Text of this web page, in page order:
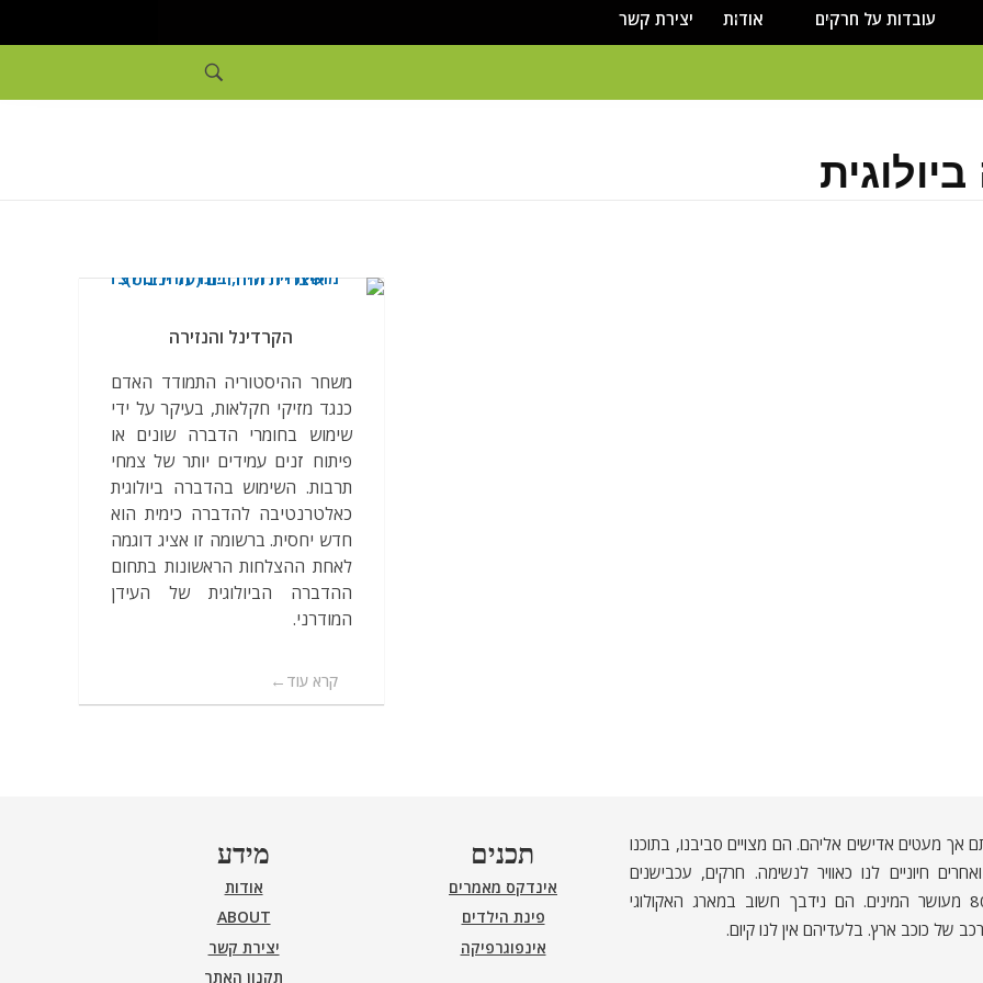
עובדות על חרקים אודות יצירת קשר
הקרדינל והנזירה
משחר ההיסטוריה התמודד האדם
כנגד מזיקי חקלאות, בעיקר על ידי
שימוש בחומרי הדברה שונים או
פיתוח זנים עמידים יותר של צמחי
תרבות. השימוש בהדברה ביולוגית
כאלטרנטיבה להדברה כימית הוא
חדש יחסית. ברשומה זו אציג דוגמה
לאחת ההצלחות הראשונות בתחום
ההדברה הביולוגית של העידן
המודרני.
קרא עוד
אך מעטים אדישים אליהם. הם מצויים סביבנו, בתוכנו
חיוניים לנו כאוויר לנשימה. חרקים, עכבישנים
ופרוקי־רגליים אחרים מהווים כ־80% מעושר המינים. הם נידבך חשוב במארג האקולוגי
של כוכב ארץ. בלעדיהם אין לנו קיום.
תכנים
אינדקס מאמרים
פינת הילדים
אינפוגרפיקה
מידע
אודות
ABOUT
יצירת קשר
תקנון האתר